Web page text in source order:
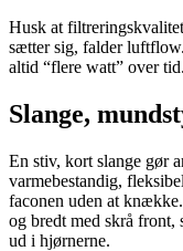
Husk at
sætter sig, falder
altid “flere watt” over tid.
Slange,
En stiv, kort slange gør
varmebestandig,
faconen uden at
og bredt med skrå front,
ud i hjørnerne.